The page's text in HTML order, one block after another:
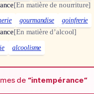
[En matière de nourriture]
gourmandise goinfrerie
[En matière d’alcool]
alcoolisme
de “intempérance“